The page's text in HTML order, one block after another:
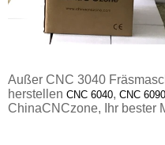
Außer CNC 3040
herstellen CNC 6040, CNC 6090
ChinaCNCzone, Ihr bester